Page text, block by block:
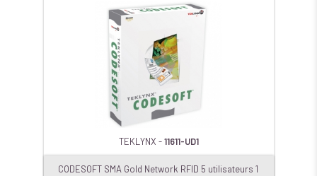
TEKLYNX -11611-UD1
CODESOFT SMA Gold Network RFID 5 utilisateurs 1